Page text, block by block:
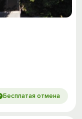
Бесплатая отмена